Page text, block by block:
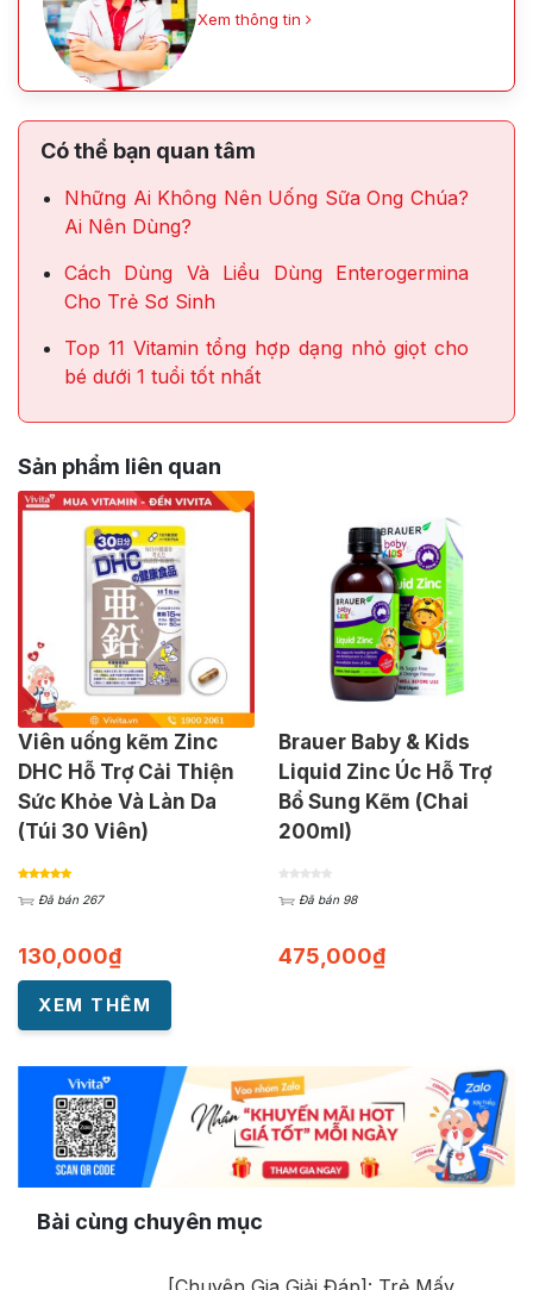
Xem thông tin
Có thể bạn quan tâm
Những Ai Không Nên Uống Sữa Ong Chúa?
Ai Nên Dùng?
Cách Dùng Và Liều Dùng Enterogermina
Cho Trẻ Sơ Sinh
Top 11 Vitamin tổng hợp dạng nhỏ giọt cho
bé dưới 1 tuổi tốt nhất
Sản phẩm liên quan
Viên uống kẽm Zinc
DHC Hỗ Trợ Cải Thiện
Sức Khỏe Và Làn Da
(Túi 30 Viên)
Đã bán 267
130,000₫
Brauer Baby & Kids
Liquid Zinc Úc Hỗ Trợ
Bổ Sung Kẽm (Chai
200ml)
Đã bán 98
475,000₫
XEM THÊM
Bài cùng chuyên mục